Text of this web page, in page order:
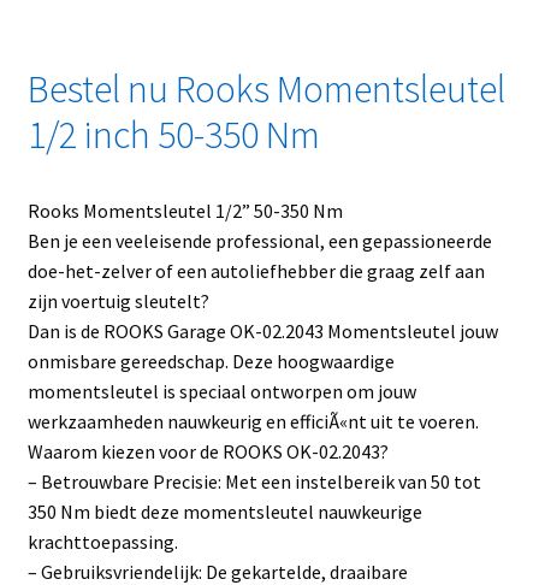
Bestel nu Rooks Momentsleutel
1/2 inch 50-350 Nm
Rooks Momentsleutel 1/2” 50-350 Nm
Ben je een veeleisende professional, een gepassioneerde
doe-het-zelver of een autoliefhebber die graag zelf aan
zijn voertuig sleutelt?
Dan is de ROOKS Garage OK-02.2043 Momentsleutel jouw
onmisbare gereedschap. Deze hoogwaardige
momentsleutel is speciaal ontworpen om jouw
werkzaamheden nauwkeurig en efficiÃ«nt uit te voeren.
Waarom kiezen voor de ROOKS OK-02.2043?
– Betrouwbare Precisie: Met een instelbereik van 50 tot
350 Nm biedt deze momentsleutel nauwkeurige
krachttoepassing.
– Gebruiksvriendelijk: De gekartelde, draaibare